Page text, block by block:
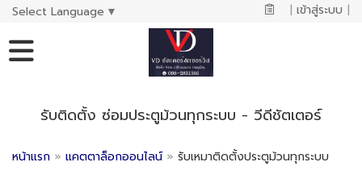
Select Language ▼ | เข้าสู่ระบบ |
รับติดตั้ง ซ่อมประตูม้วนทุกระบบ - วีดีชัตเตอร์
หน้าแรก » แคตตาล็อกออนไลน์ » รับเหมาติดตั้งประตูม้วนทุกระบบ